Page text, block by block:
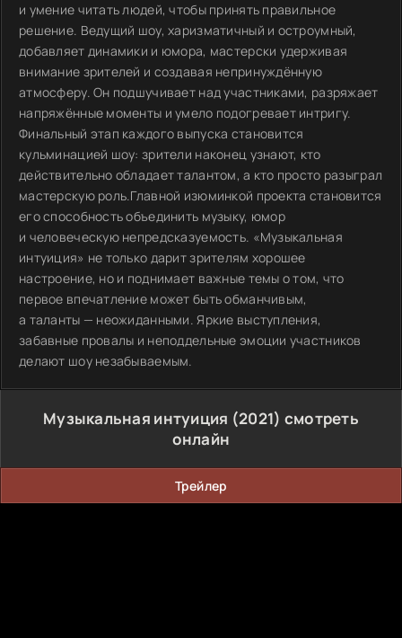
и умение читать людей, чтобы принять правильное
решение. Ведущий шоу, харизматичный и остроумный,
добавляет динамики и юмора, мастерски удерживая
внимание зрителей и создавая непринуждённую
атмосферу. Он подшучивает над участниками, разряжает
напряжённые моменты и умело подогревает интригу.
Финальный этап каждого выпуска становится
кульминацией шоу: зрители наконец узнают, кто
действительно обладает талантом, а кто просто разыграл
мастерскую роль.Главной изюминкой проекта становится
его способность объединить музыку, юмор
и человеческую непредсказуемость. «Музыкальная
интуиция» не только дарит зрителям хорошее
настроение, но и поднимает важные темы о том, что
первое впечатление может быть обманчивым,
а таланты — неожиданными. Яркие выступления,
забавные провалы и неподдельные эмоции участников
делают шоу незабываемым.
Музыкальная интуиция (2021) смотреть
онлайн
Трейлер